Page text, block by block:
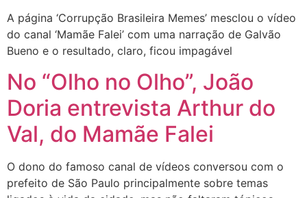
A página ‘Corrupção Brasileira Memes’ mesclou o vídeo
do canal ‘Mamãe Falei’ com uma narração de Galvão
Bueno e o resultado, claro, ficou impagável
No “Olho no Olho”, João
Doria entrevista Arthur do
Val, do Mamãe Falei
O dono do famoso canal de vídeos conversou com o
prefeito de São Paulo principalmente sobre temas